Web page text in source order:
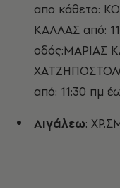
απο κάθετο:
ΚΑΛΛΑΣ από:
οδός:ΜΑΡΙΑΣ
από: 11:30 πμ
Αιγάλεω: